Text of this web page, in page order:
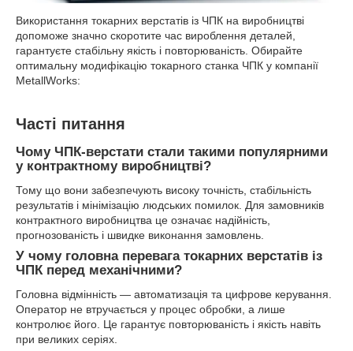
Використання токарних верстатів із ЧПК на виробництві
допоможе значно скоротите час вироблення деталей,
гарантуєте стабільну якість і повторюваність. Обирайте
оптимальну модифікацію токарного станка ЧПК у компанії
MetallWorks:
Часті питання
Чому ЧПК-верстати стали такими популярними
у контрактному виробництві?
Тому що вони забезпечують високу точність, стабільність
результатів і мінімізацію людських помилок. Для замовників
контрактного виробництва це означає надійність,
прогнозованість і швидке виконання замовлень.
У чому головна перевага токарних верстатів із
ЧПК перед механічними?
Головна відмінність — автоматизація та цифрове керування.
Оператор не втручається у процес обробки, а лише
контролює його. Це гарантує повторюваність і якість навіть
при великих серіях.